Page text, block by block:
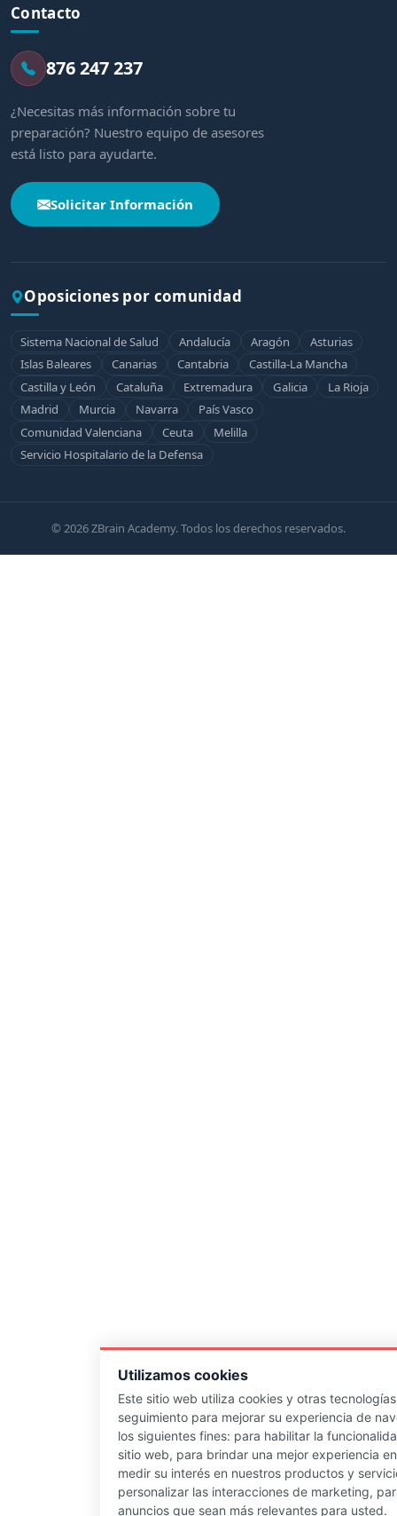
Utilizamos cookies
Este sitio web utiliza cookies y otras
seguimiento para mejorar su experiencia de
los siguientes fines: para habilitar la
sitio web, para brindar una mejor experiencia
medir su interés en nuestros productos y
personalizar las interacciones de marketing,
anuncios que sean más relevantes para usted.
Contacto
876 247 237
¿Necesitas más información sobre tu
preparación? Nuestro equipo de asesores
está listo para ayudarte.
Solicitar Información
Oposiciones por comunidad
Sistema Nacional de Salud Andalucía Aragón
Asturias
Islas Baleares
Canarias Cantabria
Castilla-La Mancha
Castilla y León
Cataluña Extremadura Galicia
La Rioja
Madrid
Murcia Navarra
País Vasco
Comunidad Valenciana
Ceuta
Melilla
Servicio Hospitalario de la Defensa
© 2026 ZBrain Academy. Todos los derechos reservados.